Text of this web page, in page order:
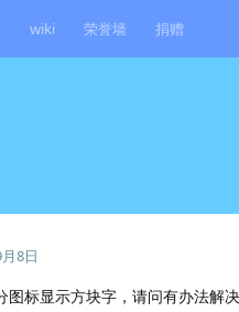
wiki 荣誉墙 捐赠
8日
图标显示方块字，请问有办法解